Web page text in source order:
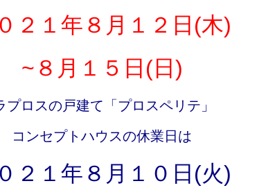
２１年８月１２日(木)
~ ８月１５日(日)
プロスの戸建て「プロスペリテ」
コンセプトハウスの休業日は
２１年８月１０日(火)